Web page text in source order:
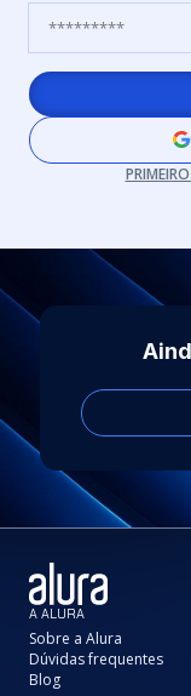
A ALURA
Sobre a Alura
Dúvidas frequentes
Blog